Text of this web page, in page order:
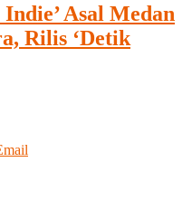
Asal Medan
Rilis ‘Detik